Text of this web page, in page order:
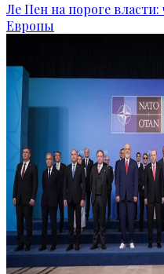
Ле Пен на пороге
Европы